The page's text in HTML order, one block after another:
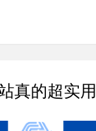
真的超实用